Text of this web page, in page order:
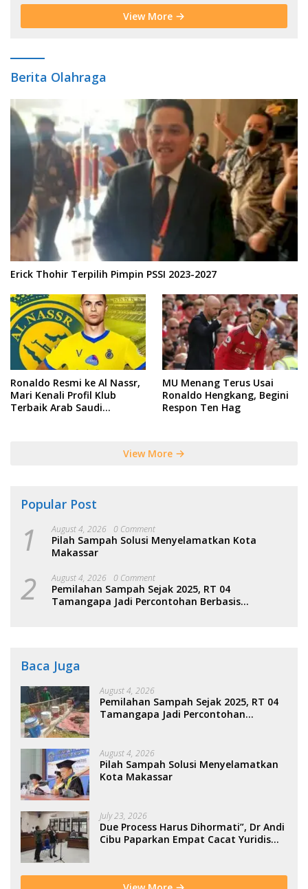
View More
Berita Olahraga
Erick Thohir Terpilih Pimpin PSSI 2023-2027
Ronaldo Resmi ke Al Nassr,
Mari Kenali Profil Klub
Terbaik Arab Saudi
MU Menang Terus Usai
Ronaldo Hengkang, Begini
Respon Ten Hag
View More
Popular Post
1 August 4, 2026 0 Comment
Pilah Sampah Solusi Menyelamatkan Kota
Makassar
2 August 4, 2026 0 Comment
Pemilahan Sampah Sejak 2025, RT 04
Tamangapa Jadi Percontohan Berbasis
Baca Juga
August 4, 2026
Pemilahan Sampah Sejak 2025, RT 04
Tamangapa Jadi Percontohan
August 4, 2026
Pilah Sampah Solusi Menyelamatkan
Kota Makassar
July 23, 2026
Due Process Harus Dihormati”, Dr Andi
Cibu Paparkan Empat Cacat Yuridis